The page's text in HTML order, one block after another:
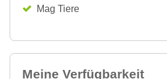
Mag Tiere
Meine Verfügbarkeit